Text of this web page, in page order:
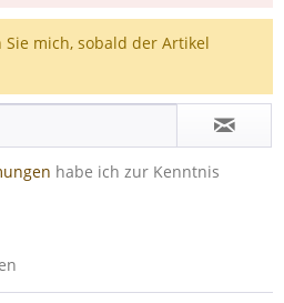
mich, sobald der Artikel
habe ich zur Kenntnis